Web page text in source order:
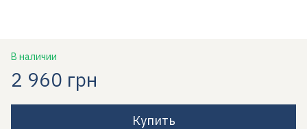
В наличии
2 960 грн
Купить